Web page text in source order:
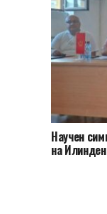
Научен
на Илинден